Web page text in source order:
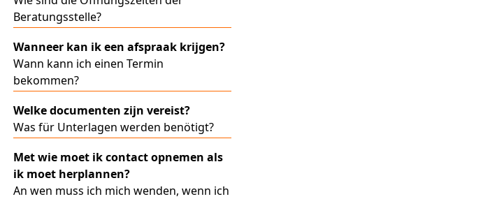
Beratungsstelle?
Wanneer kan ik een afspraak krijgen?
Wann kann ich einen Termin
bekommen?
Welke documenten zijn vereist?
Was für Unterlagen werden benötigt?
Met wie moet ik contact opnemen als
ik moet herplannen?
An wen muss ich mich wenden, wenn ich